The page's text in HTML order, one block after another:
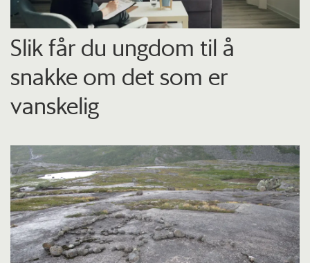
Slik får du ungdom til å
snakke om det som er
vanskelig